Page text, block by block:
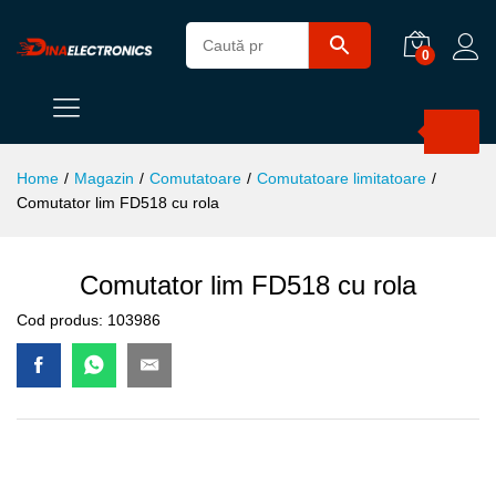
0
Home / Magazin / Comutatoare / Comutatoare limitatoare /
Comutator lim FD518 cu rola
Comutator lim FD518 cu rola
Cod produs: 103986